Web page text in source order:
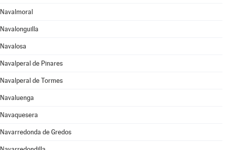
Navalmoral
Navalonguilla
Navalosa
Navalperal de Pinares
Navalperal de Tormes
Navaluenga
Navaquesera
Navarredonda de Gredos